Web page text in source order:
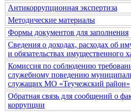
Антикоррупционная экспертиза
Методические материалы
Формы документов для заполнения
Сведения о доходах, расходах об
и обязательствах имущественного
Комиссия по соблюдению
служебному поведению
служащих МО «Теучежский район»
Обратная связь для сообщений о
коррупции